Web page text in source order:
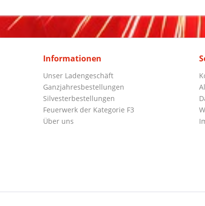
Informationen
Unser Ladengeschäft
Ganzjahresbestellungen
Silvesterbestellungen
Feuerwerk der Kategorie F3
Über uns